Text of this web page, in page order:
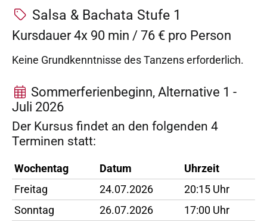
Salsa & Bachata Stufe 1
Kursdauer 4x 90 min / 76 € pro Person
Keine Grundkenntnisse des Tanzens erforderlich.
Sommerferienbeginn, Alternative 1 -
Juli 2026
Der Kursus findet an den folgenden 4
Terminen statt:
Wochentag Datum
Uhrzeit
Freitag
24.07.2026
20:15 Uhr
Sonntag
26.07.2026
17:00 Uhr